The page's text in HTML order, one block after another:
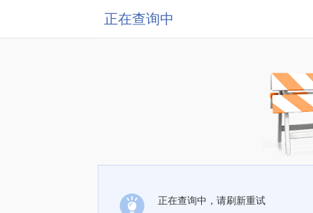
正在查询中
正在查询中，请刷新重试